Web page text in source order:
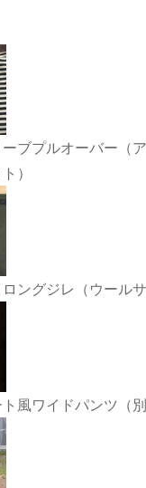
ブプルオーバー（
）
ングジレ（ウールサ
風ワイドパンツ（別